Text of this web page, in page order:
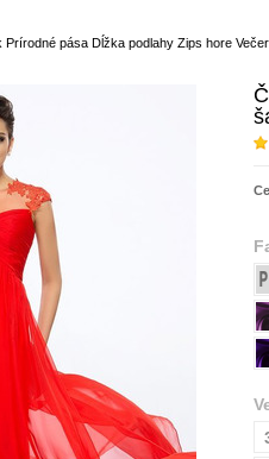
Prírodné pása Dĺžka podlahy Zips hore